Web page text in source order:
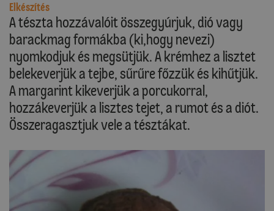
Elkészítés
A tészta hozzávalóit összegyúrjuk, dió vagy
barackmag formákba (ki,hogy nevezi)
nyomkodjuk és megsütjük. A krémhez a lisztet
belekeverjük a tejbe, sűrűre főzzük és kihűtjük.
A margarint kikeverjük a porcukorral,
hozzákeverjük a lisztes tejet, a rumot és a diót.
Összeragasztjuk vele a tésztákat.